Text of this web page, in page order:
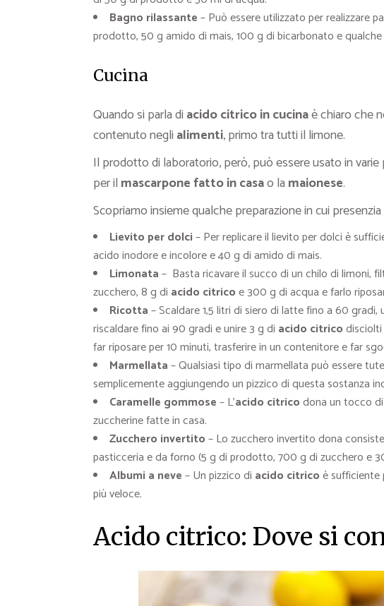
Bagno rilassante– Può essere utilizzato per realizzare
prodotto, 50 g amido di mais, 100 g di bicarbonato e
Cucina
Quando si parla di acido citrico in cucinaè chiaro che
contenuto negli alimenti, primo tra tutti il limone.
Il prodotto di laboratorio, però, può essere usato in
per il mascarpone fatto in casao la maionese.
Scopriamo insieme qualche preparazione in cui
Lievito per dolci– Per replicare il lievito per dolci è
acido inodore e incolore e 40 g di amido di mais.
Limonata– Basta ricavare il succo di un chilo di limoni,
zucchero, 8 g di acido citricoe 300 g di acqua e farlo
Ricotta– Scaldare 1,5 litri di siero di latte fino a 60
riscaldare fino ai 90 gradi e unire 3 g di acido citrico
far riposare per 10 minuti, trasferire in un contenitore e far
Marmellata– Qualsiasi tipo di marmellata può essere
semplicemente aggiungendo un pizzico diquesta sostanza
Caramelle gommose– L’acido citricodona un tocco
zuccherine fatte in casa.
Zucchero invertito– Lo zucchero invertito dona
pasticceria e da forno (5 g di prodotto, 700 g di zucchero e
Albumi a neve– Un pizzico di acido citricoè sufficiente
più veloce.
Acido citrico: Dove si